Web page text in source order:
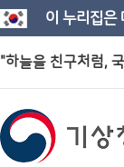
이 누리집은
"하늘을 친구처럼,